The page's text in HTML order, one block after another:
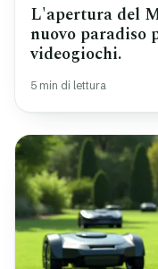
L'apertura del
nuovo paradiso
videogiochi.
5 min di lettura